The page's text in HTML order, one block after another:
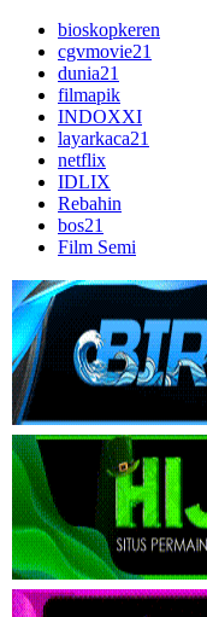
bioskopkeren
cgvmovie21
dunia21
filmapik
INDOXXI
layarkaca21
netflix
IDLIX
Rebahin
bos21
Film Semi